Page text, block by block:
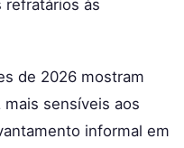
refratários às
de 2026 mostram
sensíveis aos
informal em